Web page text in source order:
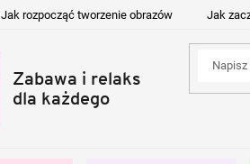
Jak rozpocząć tworzenie obrazów Jak